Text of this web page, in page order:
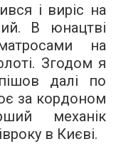
і виріс на
В юнацтві
на
Згодом я
далі по
за кордоном
механік
в Києві.